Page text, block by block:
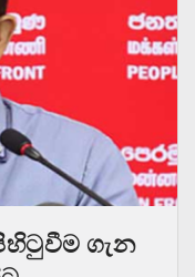
ගැන